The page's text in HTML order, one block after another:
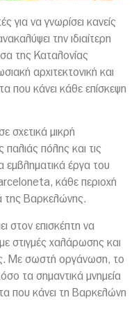
για να γνωρίσει κανείς
την ιδιαίτερη
της Καταλονίας
αρχιτεκτονική και
που κάνει κάθε επίσκεψη
σχετικά μικρή
πόλης και τις
εμβληματικά έργα του
κάθε περιοχή
της Βαρκελώνης.
στον επισκέπτη να
στιγμές χαλάρωσης και
Με σωστή οργάνωση, το
τα σημαντικά μνημεία
που κάνει τη Βαρκελώνη